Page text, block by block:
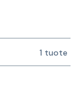
1 tuote